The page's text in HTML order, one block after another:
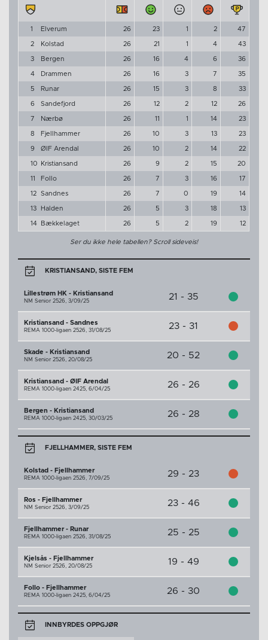
1 Elverum 26 23 1 2 47
2 Kolstad 26 21 1 4 43
3 Bergen 26 16 4 6 36
4 Drammen 26 16 3 7 35
5 Runar 26 15 3 8 33
6 Sandefjord 26 12 2 12 26
7 Nærbø 26 11 1 14 23
8 Fjellhammer 26 10 3 13 23
9 ØIF Arendal 26 10 2 14 22
10 Kristiansand 26 9 2 15 20
11 Follo 26 7 3 16 17
12 Sandnes 26 7 0 19 14
13 Halden 26 5 3 18 13
14 Bækkelaget 26 5 2 19 12
Ser du ikke hele tabellen? Scroll sideveis!
KRISTIANSAND, SISTE FEM
Lillestrøm HK - Kristiansand
NM Senior 2526, 3/09/25 21 - 35
Kristiansand - Sandnes
REMA 1000-ligaen 2526, 31/08/25 23 - 31
Skade - Kristiansand
NM Senior 2526, 20/08/25 20 - 52
Kristiansand - ØIF Arendal
REMA 1000-ligaen 2425, 6/04/25 26 - 26
Bergen - Kristiansand
REMA 1000-ligaen 2425, 30/03/25 26 - 28
FJELLHAMMER, SISTE FEM
Kolstad - Fjellhammer
REMA 1000-ligaen 2526, 7/09/25 29 - 23
Ros - Fjellhammer
NM Senior 2526, 3/09/25 23 - 46
Fjellhammer - Runar
REMA 1000-ligaen 2526, 31/08/25 25 - 25
Kjelsås - Fjellhammer
NM Senior 2526, 20/08/25 19 - 49
Follo - Fjellhammer
REMA 1000-ligaen 2425, 6/04/25 26 - 30
INNBYRDES OPPGJØR